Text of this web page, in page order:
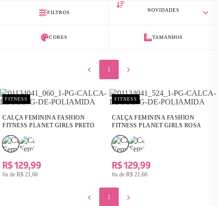
FILTROS
CORES TAMANHOS
1
FITNESS
CALÇA FEMININA FASHION
FITNESS PLANET GIRLS PRETO
R$ 129,99
6x de R$ 21,66
FITNESS
CALÇA FEMININA FASHION
FITNESS PLANET GIRLS ROSA
R$ 129,99
6x de R$ 21,66
1